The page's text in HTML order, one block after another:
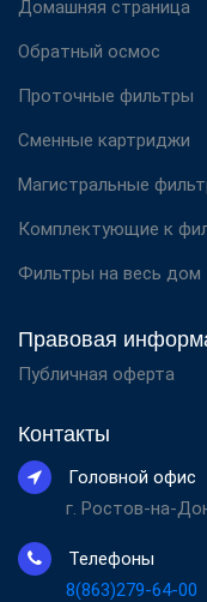
Домашняя страница
Обратный осмос
Проточные фильтры
Сменные картриджи
Магистральные
Комплектующие к
Фильтры на весь дом
Правовая
Публичная оферта
Контакты
Головной офис
г. Ростов-на-
Телефоны
8(863)279-64-00